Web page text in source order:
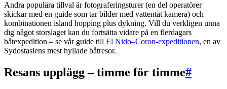
Andra populära tillval är fotograferingsturer (en del operatörer
skickar med en guide som tar bilder med vattentät kamera) och
kombinationen island hopping plus dykning. Vill du verkligen unna
dig något storslaget kan du fortsätta vidare på en flerdagars
båtexpedition – se vår guide till El Nido–Coron-expeditionen, en av
Sydostasiens mest hyllade båtresor.
Resans upplägg – timme för timme#